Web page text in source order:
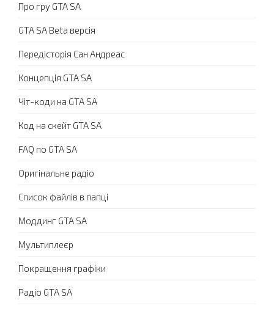
Про гру GTA SA
GTA SA Beta версія
Передісторія Сан Андреас
Концепція GTA SA
Чіт-коди на GTA SA
Код на скейт GTA SA
FAQ по GTA SA
Оригінальне радіо
Список файлів в папці
Моддинг GTA SA
Мультиплеєр
Покращення графіки
Радіо GTA SA